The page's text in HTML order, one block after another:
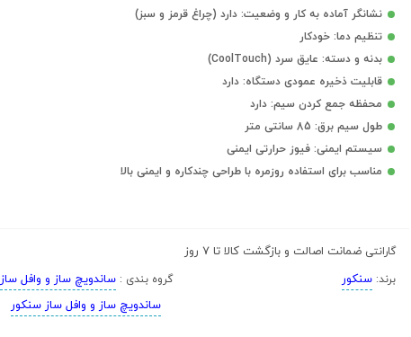
نشانگر آماده به کار و وضعیت: دارد (چراغ قرمز و سبز)
تنظیم دما: خودکار
بدنه و دسته: عایق سرد (CoolTouch)
قابلیت ذخیره عمودی دستگاه: دارد
محفظه جمع کردن سیم: دارد
طول سیم برق: 85 سانتی متر
سیستم ایمنی: فیوز حرارتی ایمنی
مناسب برای استفاده روزمره با طراحی چندکاره و ایمنی بالا
گارانتی ضمانت اصالت و بازگشت کالا تا 7 روز
برند:سنکور گروه بندی :ساندویچ ساز و وافل ساز
ساندویچ ساز و وافل ساز سنکور